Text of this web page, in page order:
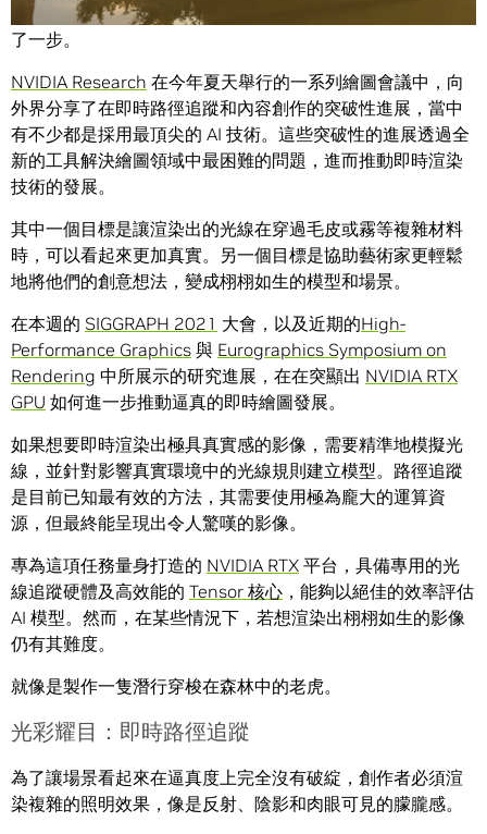
創作者離實現即時渲染電影畫質般的 3D 影像目標，又更近
了一步。
NVIDIA Research 在今年夏天舉行的一系列繪圖會議中，向
外界分享了在即時路徑追蹤和內容創作的突破性進展，當中
有不少都是採用最頂尖的 AI 技術。這些突破性的進展透過全
新的工具解決繪圖領域中最困難的問題，進而推動即時渲染
技術的發展。
其中一個目標是讓渲染出的光線在穿過毛皮或霧等複雜材料
時，可以看起來更加真實。另一個目標是協助藝術家更輕鬆
地將他們的創意想法，變成栩栩如生的模型和場景。
在本週的 SIGGRAPH 2021 大會，以及近期的High-
Performance Graphics 與 Eurographics Symposium on
Rendering 中所展示的研究進展，在在突顯出 NVIDIA RTX
GPU 如何進一步推動逼真的即時繪圖發展。
如果想要即時渲染出極具真實感的影像，需要精準地模擬光
線，並針對影響真實環境中的光線規則建立模型。路徑追蹤
是目前已知最有效的方法，其需要使用極為龐大的運算資
源，但最終能呈現出令人驚嘆的影像。
專為這項任務量身打造的 NVIDIA RTX 平台，具備專用的光
線追蹤硬體及高效能的 Tensor 核心 ，能夠以絕佳的效率評估
AI 模型。然而，在某些情況下，若想渲染出栩栩如生的影像
仍有其難度。
就像是製作一隻潛行穿梭在森林中的老虎。
光彩耀目：即時路徑追蹤
為了讓場景看起來在逼真度上完全沒有破綻，創作者必須渲
染複雜的照明效果，像是反射、陰影和肉眼可見的朦朧感。